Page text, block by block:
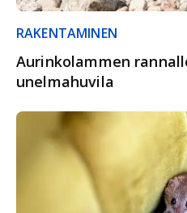
RAKENTAMINEN
Aurinkolammen
unelmahuvila